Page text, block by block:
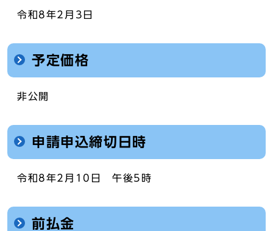
令和8年2月3日
予定価格
非公開
申請申込締切日時
令和8年2月10日 午後5時
前払金